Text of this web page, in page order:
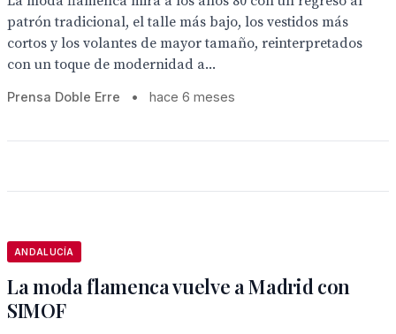
patrón tradicional, el talle más bajo, los vestidos más
cortos y los volantes de mayor tamaño, reinterpretados
con un toque de modernidad a...
Prensa Doble Erre • hace 6 meses
ANDALUCÍA
La moda flamenca vuelve a Madrid con
SIMOF